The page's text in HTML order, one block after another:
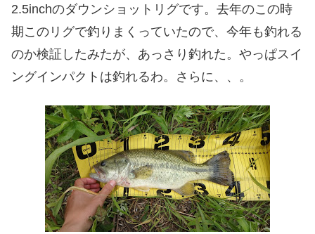
2.5inchのダウンショットリグです。去年のこの時
期このリグで釣りまくっていたので、今年も釣れる
のか検証したみたが、あっさり釣れた。やっぱスイ
ングインパクトは釣れるわ。さらに、、。